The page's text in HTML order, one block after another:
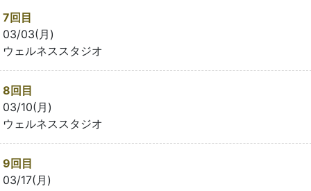
7回目
03/03(月)
ウェルネススタジオ
8回目
03/10(月)
ウェルネススタジオ
9回目
03/17(月)